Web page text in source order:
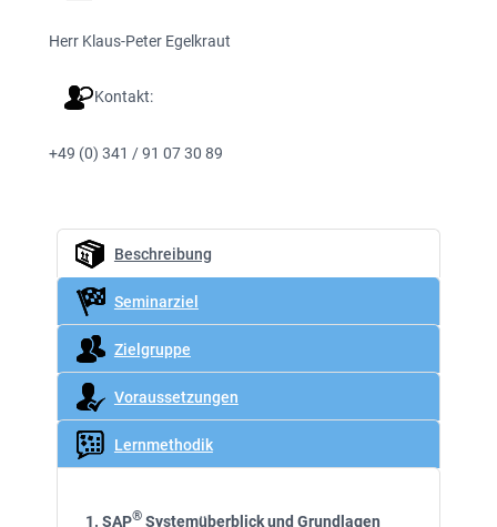
Herr Klaus-Peter Egelkraut
Kontakt:
+49 (0) 341 / 91 07 30 89
Beschreibung
Seminarziel
Zielgruppe
Voraussetzungen
Lernmethodik
1. SAP®Systemüberblick und Grundlagen